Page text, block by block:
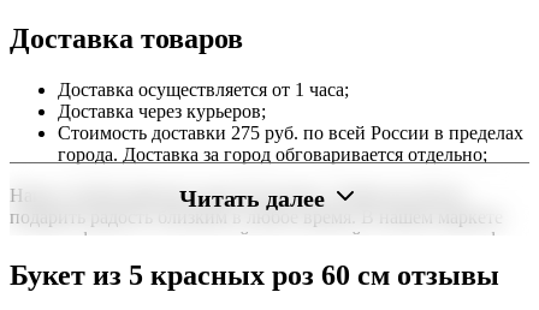
Доставка товаров
Доставка осуществляется от 1 часа;
Доставка через курьеров;
Стоимость доставки 275 руб. по всей России в пределах
города. Доставка за город обговаривается отдельно;
Наша служба работает круглосуточно, чтобы вы могли
подарить радость близким в любое время. В нашем маркете
можно оформить заказ онлайн с доставкой на дом или в офис
Читать далее
Букет из 5 красных роз 60 см отзывы